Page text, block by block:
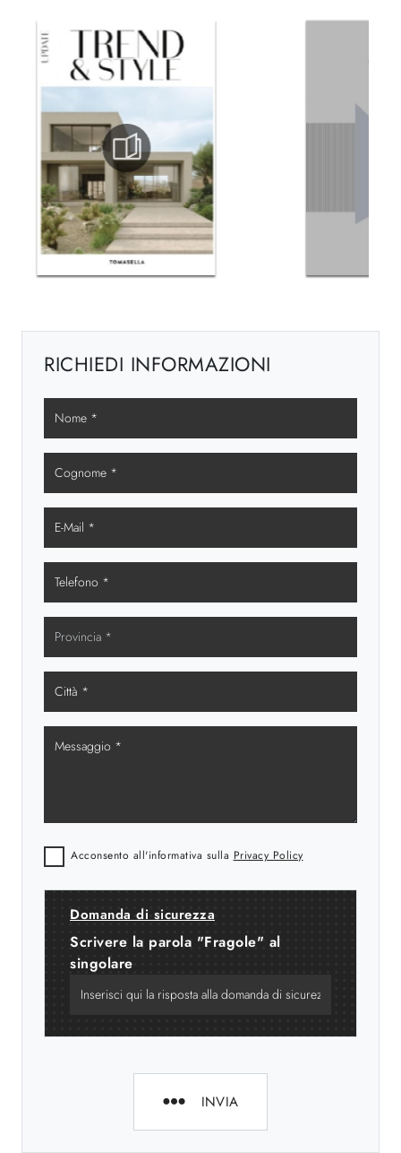
RICHIEDI INFORMAZIONI
Acconsento all'informativa sulla Privacy Policy
Domanda di sicurezza
Scrivere la parola "Fragole" al
singolare
INVIA